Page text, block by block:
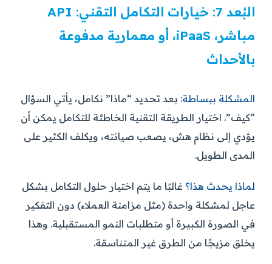
البُعد 7: خيارات التكامل التقني: API
مباشر، iPaaS، أو معمارية مدفوعة
بالأحداث
المشكلة ببساطة: بعد تحديد “ماذا” نكامل، يأتي السؤال
“كيف”. اختيار الطريقة التقنية الخاطئة للتكامل يمكن أن
يؤدي إلى نظام هش، يصعب صيانته، ويكلف الكثير على
المدى الطويل.
لماذا يحدث هذا؟ غالبًا ما يتم اختيار حلول التكامل بشكل
عاجل لمشكلة واحدة (مثل مزامنة العملاء) دون التفكير
في الصورة الكبيرة أو متطلبات النمو المستقبلية. وهذا
يخلق مزيجًا من الطرق غير المتناسقة.